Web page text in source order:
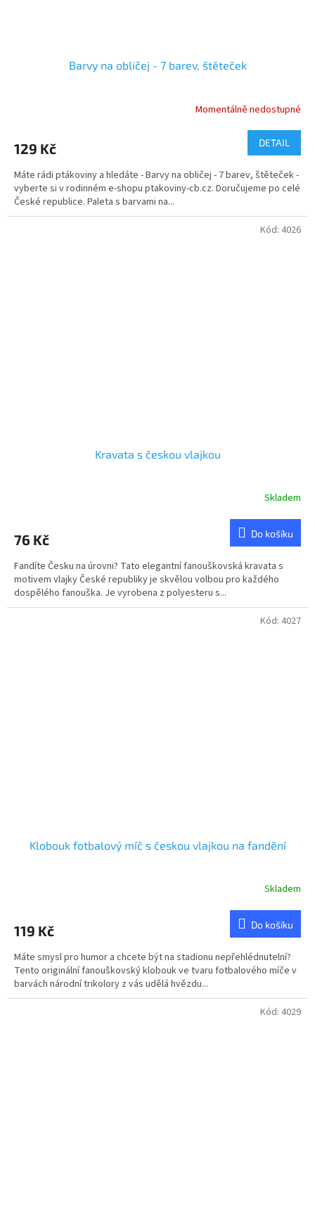
Barvy na obličej - 7 barev, štěteček
je
z
5
hvězdiček.
Momentálně nedostupné
129 Kč DETAIL
Máte rádi ptákoviny a hledáte - Barvy na obličej - 7 barev, štěteček -
vyberte si v rodinném e-shopu ptakoviny-cb.cz. Doručujeme po celé
České republice. Paleta s barvami na...
Kravata s českou vlajkou
je
z
5
hvězdiček.
Skladem
76 Kč Do košíku
Fandíte Česku na úrovni? Tato elegantní fanouškovská kravata s
motivem vlajky České republiky je skvělou volbou pro každého
dospělého fanouška. Je vyrobena z polyesteru s...
Kód: 4026
Klobouk fotbalový míč s českou vlajkou na fandění
Skladem
119 Kč Do košíku
Máte smysl pro humor a chcete být na stadionu nepřehlédnutelní?
Tento originální fanouškovský klobouk ve tvaru fotbalového míče v
barvách národní trikolory z vás udělá hvězdu...
Kód: 4027
Kód: 4029